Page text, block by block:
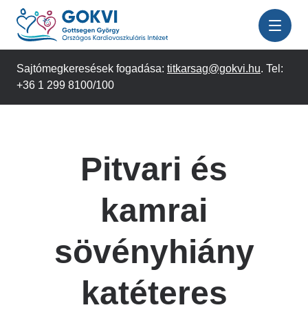
Ugrás
tartalomra
Sajtómegkeresések fogadása: titkarsag@gokvi.hu. Tel:
+36 1 299 8100/100
Pitvari és
kamrai
sövényhiány
katéteres